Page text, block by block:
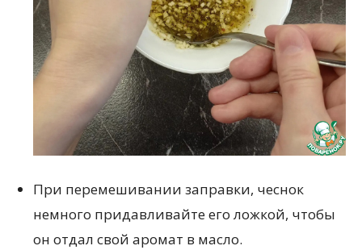
При перемешивании заправки, чеснок
немного придавливайте его ложкой, чтобы
он отдал свой аромат в масло.